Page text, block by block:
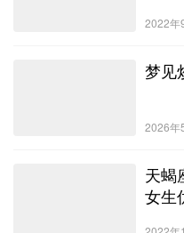
2022年
梦见
2026年
天蝎
女生